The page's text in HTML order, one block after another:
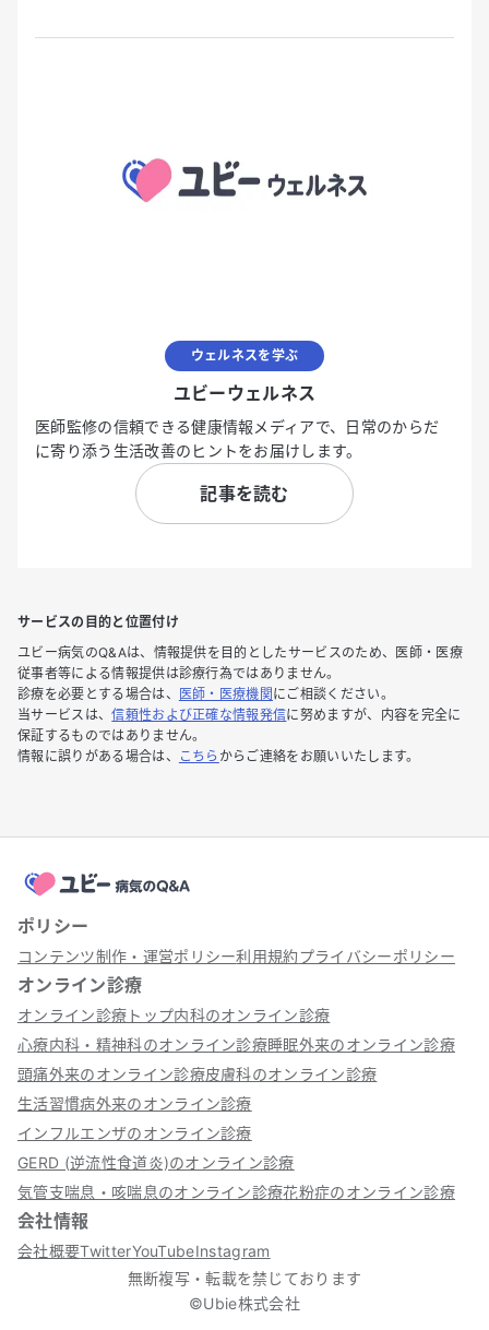
ウェルネスを学ぶ
ユビーウェルネス
医師監修の信頼できる健康情報メディアで、日常のからだ
に寄り添う生活改善のヒントをお届けします。
記事を読む
サービスの目的と位置付け
ユビー病気のQ&Aは、情報提供を目的としたサービスのため、医師・医療
従事者等による情報提供は診療行為ではありません。
診療を必要とする場合は、
医師・医療機関 にご相談ください。
当サービスは、信頼性および正確な情報発信に努めますが、内容を完全に
保証するものではありません。
情報に誤りがある場合は、
こちら からご連絡をお願いいたします。
ポリシー
コンテンツ制作・運営ポリシー利用規約プライバシーポリシー
オンライン診療
オンライン診療トップ内科のオンライン診療
心療内科・精神科のオンライン診療睡眠外来のオンライン診療
頭痛外来のオンライン診療皮膚科のオンライン診療
生活習慣病外来のオンライン診療
インフルエンザのオンライン診療
GERD (逆流性食道炎)のオンライン診療
気管支喘息・咳喘息のオンライン診療花粉症のオンライン診療
会社情報
会社概要TwitterYouTubeInstagram
無断複写・転載を禁じております
©Ubie株式会社